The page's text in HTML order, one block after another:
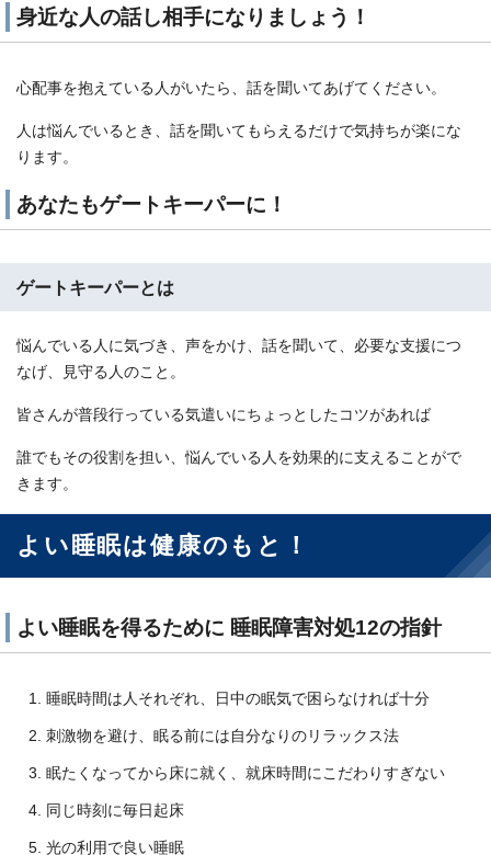
身近な人の話し相手になりましょう！
心配事を抱えている人がいたら、話を聞いてあげてください。
人は悩んでいるとき、話を聞いてもらえるだけで気持ちが楽にな
ります。
あなたもゲートキーパーに！
ゲートキーパーとは
悩んでいる人に気づき、声をかけ、話を聞いて、必要な支援につ
なげ、見守る人のこと。
皆さんが普段行っている気遣いにちょっとしたコツがあれば
誰でもその役割を担い、悩んでいる人を効果的に支えることがで
きます。
よい睡眠は健康のもと！
よい睡眠を得るために 睡眠障害対処12の指針
睡眠時間は人それぞれ、日中の眠気で困らなければ十分
刺激物を避け、眠る前には自分なりのリラックス法
眠たくなってから床に就く、就床時間にこだわりすぎない
同じ時刻に毎日起床
光の利用で良い睡眠